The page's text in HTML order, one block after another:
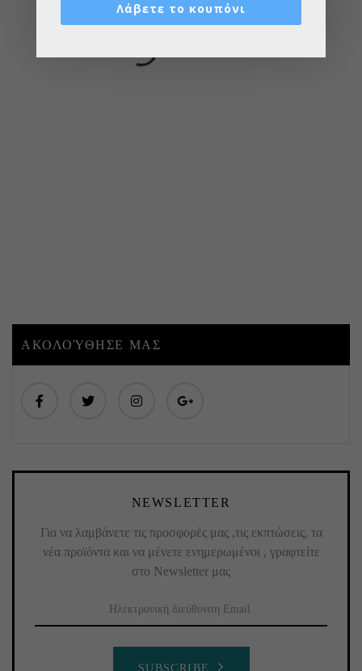
ΑΚΟΛΟΎΘΗΣΕ ΜΑΣ
NEWSLETTER
Για να λαμβάνετε τις προσφορές μας ,τις εκπτώσεις, τα
νέα προϊόντα και να μένετε ενημερωμένοι , γραφτείτε
στο Newsletter μας
SUBSCRIBE
Λάβετε το κουπόνι